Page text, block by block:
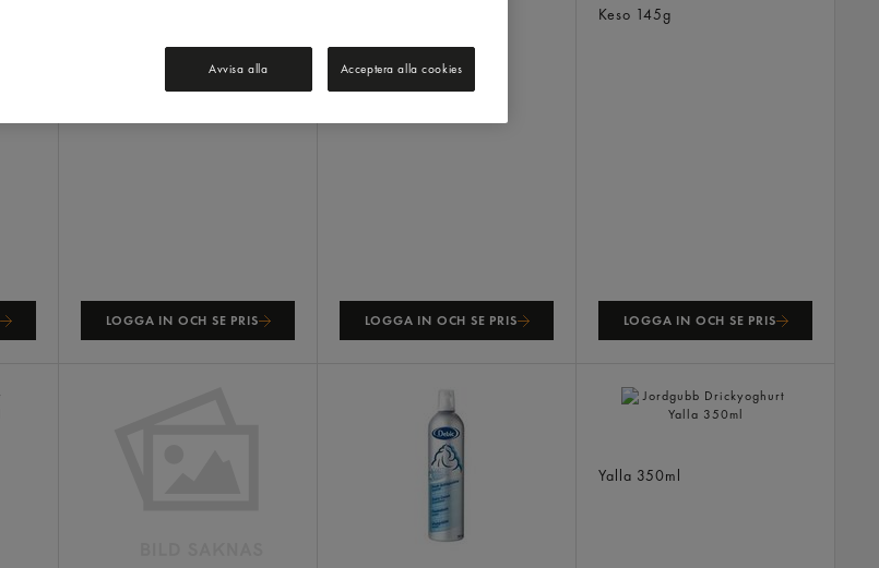
LOGGA IN OCH SE PRIS LOGGA IN OCH SE PRIS
Keso 145g
LOGGA IN OCH SE PRIS
Yalla 350ml
Avvisa alla Acceptera alla cookies